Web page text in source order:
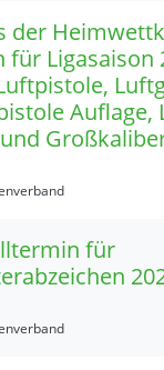
der
für Ligasaison
Auflage,
für